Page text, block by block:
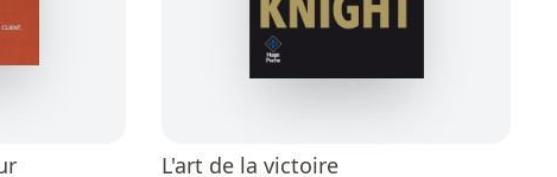
L'art de la victoire